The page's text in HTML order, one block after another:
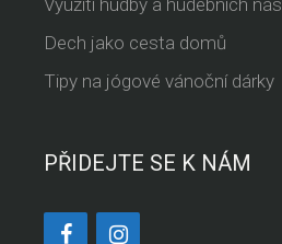
Využití hudby a hudebních
Dech jako cesta domů
Tipy na jógové vánoční dárky
PŘIDEJTE SE K NÁM